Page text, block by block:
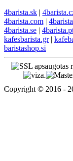
4barista.sk |
4barista.com |
4barista.se |
kafesbarista.gr|
baristashop.si
Copyright © 2016 -